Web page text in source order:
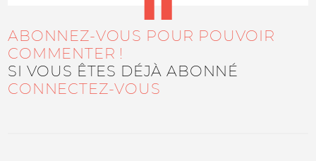
ABONNEZ-VOUS POUR POUVOIR
COMMENTER !
SI VOUS ÊTES DÉJÀ ABONNÉ
CONNECTEZ-VOUS